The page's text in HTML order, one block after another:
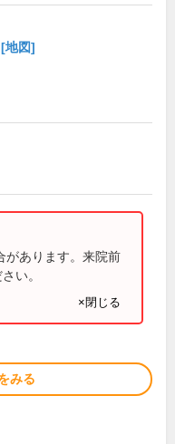
[地図]
があります。来院前
い。
×閉じる
みる